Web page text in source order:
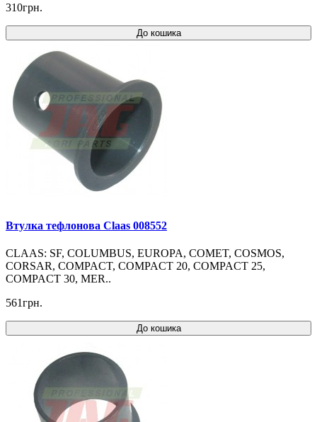
310грн.
До кошика
Втулка тефлонова Claas 008552
CLAAS: SF, COLUMBUS, EUROPA, COMET, COSMOS,
CORSAR, COMPACT, COMPACT 20, COMPACT 25,
COMPACT 30, MER..
561грн.
До кошика